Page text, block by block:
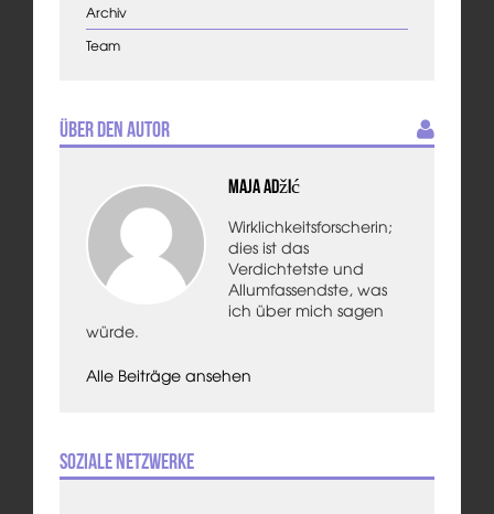
Archiv
Team
Über den Autor
Maja Adžić
Wirklichkeitsforscherin;
dies ist das
Verdichtetste und
Allumfassendste, was
ich über mich sagen
würde.
Alle Beiträge ansehen
Soziale Netzwerke